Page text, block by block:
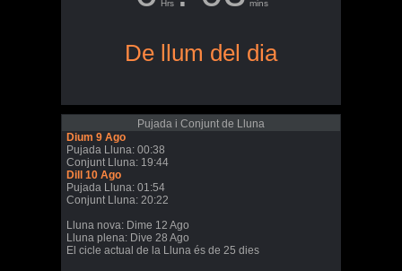
Hrs mins
De llum del dia
Pujada i Conjunt de Lluna
Dium 9 Ago
Pujada Lluna: 00:38
Conjunt Lluna: 19:44
Dill 10 Ago
Pujada Lluna: 01:54
Conjunt Lluna: 20:22
Lluna nova: Dime 12 Ago
Lluna plena: Dive 28 Ago
El cicle actual de la Lluna és de 25 dies